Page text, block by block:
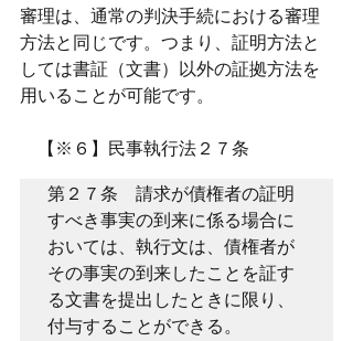
審理は、通常の判決手続における審理
方法と同じです。つまり、証明方法と
しては書証（文書）以外の証拠方法を
用いることが可能です。
【※６】民事執行法２７条
第２７条　請求が債権者の証明
すべき事実の到来に係る場合に
おいては、執行文は、債権者が
その事実の到来したことを証す
る文書を提出したときに限り、
付与することができる。